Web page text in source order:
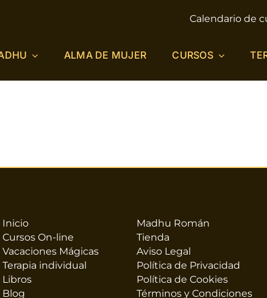
Calendario de
ALMA DE MUJER CURSOS
Inicio
Cursos On-line
Vacaciones Mágicas
Terapia individual
Libros
Blog
Madhu Román
Tienda
Aviso Legal
Política de Privacidad
Política de Cookies
Términos y Condiciones